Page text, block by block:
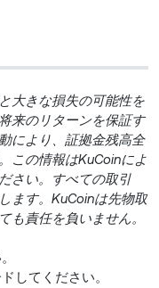
大きな損失の可能性を
来のリターンを保証す
により、証拠金残高全
この情報はKuCoinによ
さい。すべての取引
ます。KuCoinは先物取
も責任を負いません。
してください。